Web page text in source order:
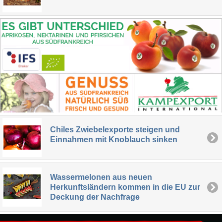
Chiles Zwiebelexporte steigen und
Einnahmen mit Knoblauch sinken
Wassermelonen aus neuen
Herkunftsländern kommen in die EU zur
Deckung der Nachfrage